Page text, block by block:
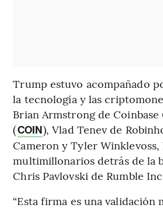
Trump estuvo acompañado
la tecnología y las
Brian Armstrong de Coinbase
(COIN), Vlad Tenev de
Cameron y Tyler Winklevoss,
multimillonarios detrás de la
Chris Pavlovski de Rumble
“Esta firma es una validación